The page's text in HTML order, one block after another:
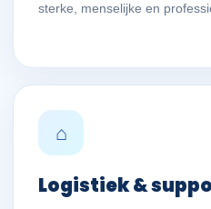
sterke, menselijke en
⌂
Logistiek &